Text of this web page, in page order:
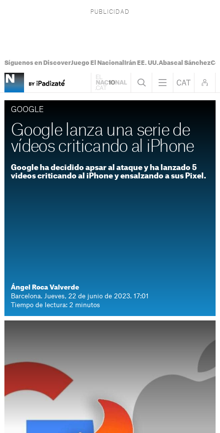
Síguenos en DiscoverJuego El Nacional Irán EE. UU.Abascal Sánchez
GOOGLE
Google lanza una serie de
vídeos criticando al iPhone
Google ha decidido apsar al ataque y ha lanzado 5
videos criticando al iPhone y ensalzando a sus Pixel.
Ángel Roca Valverde
Barcelona. Jueves, 22 de junio de 2023. 17:01
Tiempo de lectura: 2 minutos